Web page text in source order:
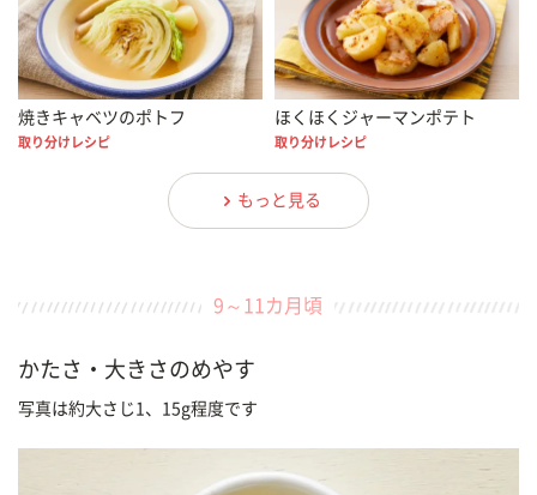
焼きキャベツのポトフ
取り分けレシピ
ほくほくジャーマンポテト
取り分けレシピ
もっと見る
9～11カ月頃
かたさ・大きさのめやす
写真は約大さじ1、15g程度です